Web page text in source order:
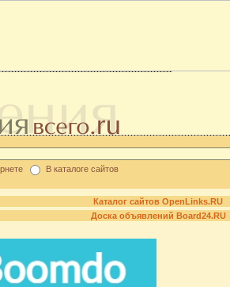
В каталоге сайтов
Каталог сайтов OpenLinks.RU
Доска объявлений Board24.RU